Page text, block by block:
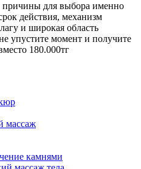
причины для выбора именно
действия, механизм
и широкая область
упустите момент и получите
180.000тг
массаж
камнями